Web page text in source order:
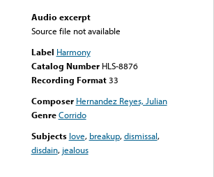
Audio excerpt
Source file not available
Label Harmony
Catalog Number HLS-8876
Recording Format33
Composer Hernandez Reyes, Julian
Genre Corrido
Subjects love, breakup,dismissal,
disdain, jealous